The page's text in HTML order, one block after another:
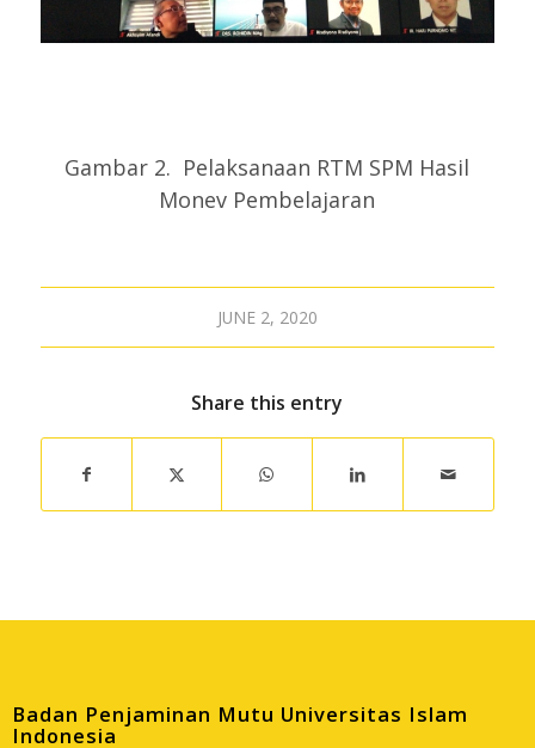
Gambar 2. Pelaksanaan RTM SPM Hasil
Monev Pembelajaran
JUNE 2, 2020
Share this entry
Badan Penjaminan Mutu Universitas Islam
Indonesia